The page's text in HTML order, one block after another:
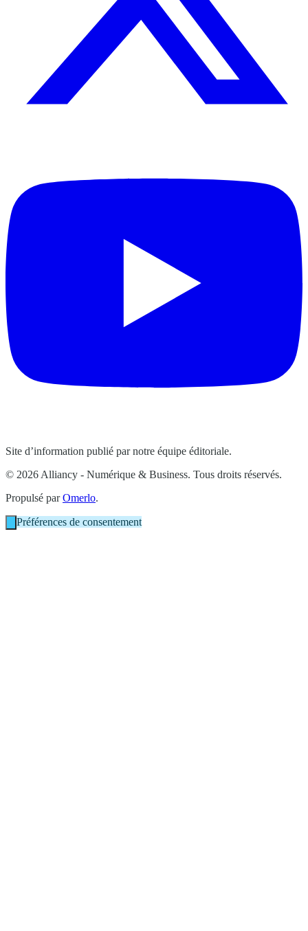
Site d’information publié par notre équipe éditoriale.
© 2026 Alliancy - Numérique & Business. Tous droits réservés.
Propulsé parOmerlo.
Préférences de consentement